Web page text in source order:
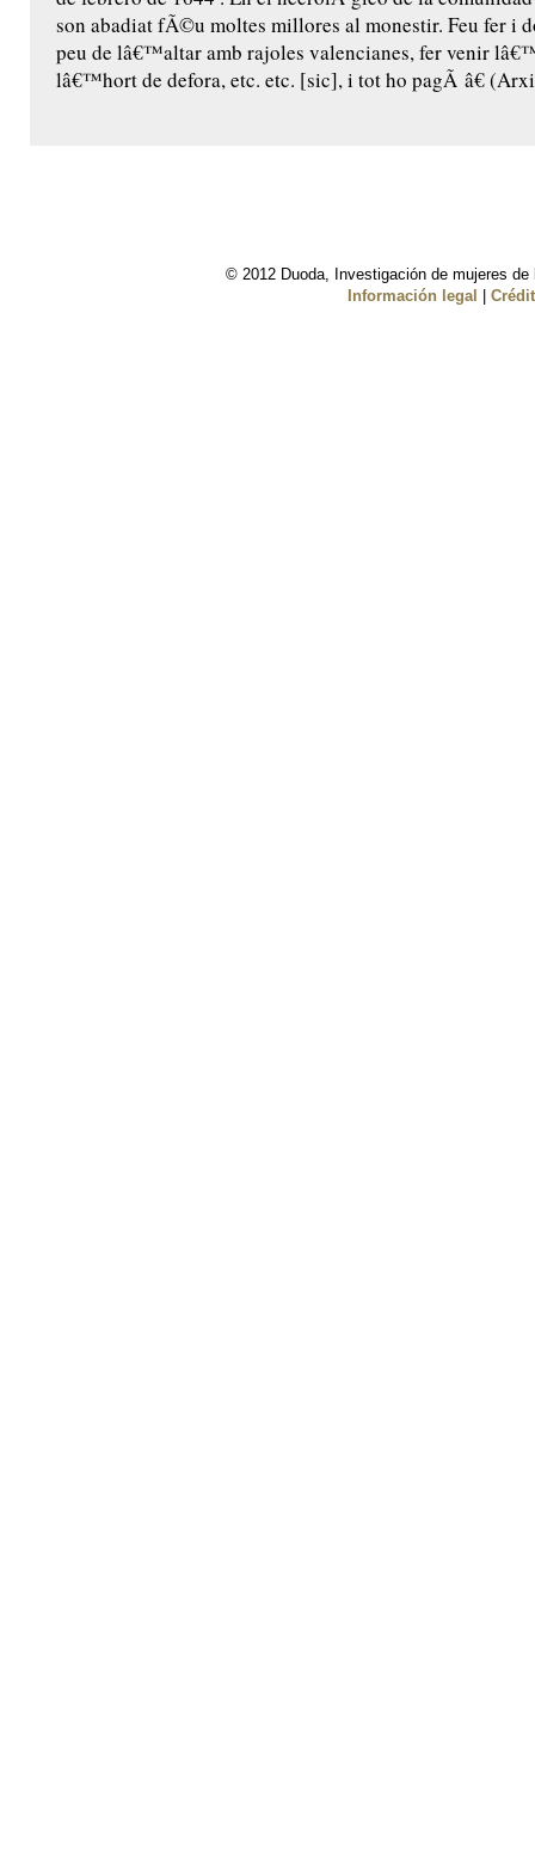
son abadiat fÃ©u moltes millores al monestir. Feu fer i
peu de lâ€™altar amb rajoles valencianes, fer venir
lâ€™hort de defora, etc. etc. [sic], i tot ho pagÃ â€
© 2012 Duoda, Investigación de mujeres
Información legal